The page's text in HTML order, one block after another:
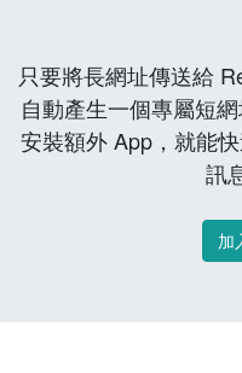
只要將長網址傳送給
自動產生一個專屬短
安裝額外 App，就能
訊
加